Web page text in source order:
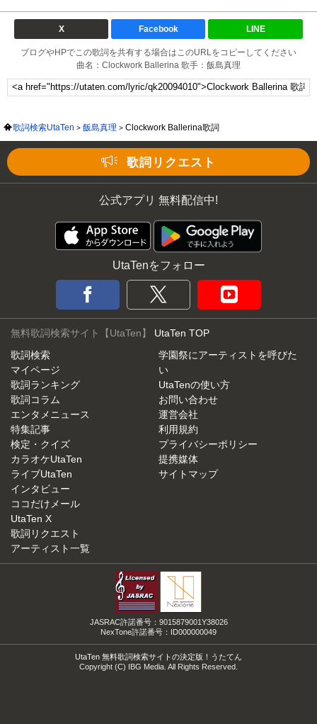
X Facebook LINE
ブログやHPでこの歌詞を共有する場合はこのURLをコピーしてください
曲名：Clockwork Ballerina 歌手：飯島真理
歌詞検索UtaTen 飯島真理 Clockwork Ballerina歌詞
歌詞リクエスト
公式アプリ 無料配信中!
UtaTenをフォロー
無料歌詞検索サイト【UtaTen】 UtaTen TOP
歌詞検索
マイページ
歌詞ランキング
歌詞コラム
エンタメニュース
特集記事
検定・クイズ
カラオケUtaTen
ライブUtaTen
インタビュー
ココだけメール
UtaTen X
歌詞リクエスト
アーティスト一覧
学園祭にアーティストを呼びた
い
UtaTenの使い方
お問い合わせ
運営会社
利用規約
プライバシーポリシー
提携媒体
サイトマップ
JASRAC許諾番号：9015879001Y38026
NexTone許諾番号：ID000000049
UtaTen 無料歌詞検索サイトの決定版！うたてん
Copyright (C) IBG Media. All Rights Reserved.